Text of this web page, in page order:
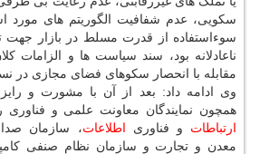
سکویی، عدم شفافیت الگوریتم های مورد
سوءاستفاده از قدرت مسلط در بازار جهت
ناعادلانه بود، سند سیاست ها و الزامات
مقابله با انحصار سکوهای فضای مجازی در
وی ادامه داد: بعد از آن با مشورت و
همچون نمایندگان معاونت علمی و
ارتباطات و فناوری اطلاعات، سازمان
معدن و تجارت و سازمان نظام صنفی